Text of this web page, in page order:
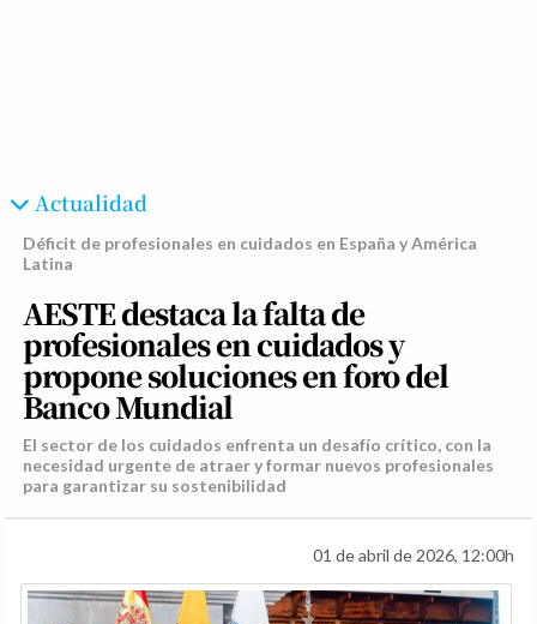
Actualidad
Déficit de profesionales en cuidados en España y América
Latina
AESTE destaca la falta de
profesionales en cuidados y
propone soluciones en foro del
Banco Mundial
El sector de los cuidados enfrenta un desafío crítico, con la
necesidad urgente de atraer y formar nuevos profesionales
para garantizar su sostenibilidad
01 de abril de 2026, 12:00h